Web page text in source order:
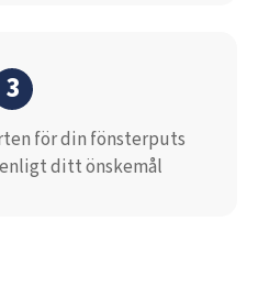
3
för din fönsterputs
ditt önskemål